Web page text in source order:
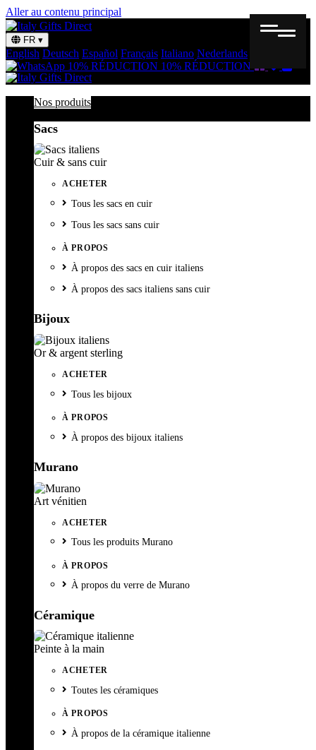
Aller au contenu principal
FR ▾
English Deutsch Español Français Italiano Nederlands
10% RÉDUCTION 10% RÉDUCTION
Nos produits
Sacs
Cuir & sans cuir
ACHETER
Tous les sacs en cuir
Tous les sacs sans cuir
À PROPOS
À propos des sacs en cuir italiens
À propos des sacs italiens sans cuir
Bijoux
Or & argent sterling
ACHETER
Tous les bijoux
À PROPOS
À propos des bijoux italiens
Murano
Art vénitien
ACHETER
Tous les produits Murano
À PROPOS
À propos du verre de Murano
Céramique
Peinte à la main
ACHETER
Toutes les céramiques
À PROPOS
À propos de la céramique italienne